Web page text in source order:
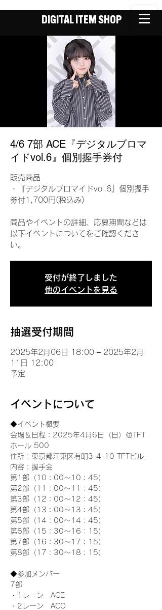
DIGITAL ITEM SHOP
4/6 7部 ACE『デジタルブロマ
イドvol.6』個別握手券付
販売商品
・『デジタルブロマイドvol.6』個別握手
券付1,700円(税込み)
商品やイベントの詳細、応募期間などは
以下イベントについてをご確認くださ
い。
受付が終了しました
他のイベントを見る
抽選受付期間
2025年2月06日 18:00 – 2025年2月
11日 12:00
予定
イベントについて
◆イベント概要
会場＆日程：2025年4月6日（日）＠TFT
ホール 500
住所：東京都江東区有明3-4-10 TFTビル
内容：握手会
第1部（10：00～10：45）
第2部（11：00～11：45）
第3部（12：00～12：45）
第4部（13：00～13：45）
第5部（14：00～14：45）
第6部（15：30～16：15）
第7部（16：30～17：15）
第8部（17：30～18：15）
◆参加メンバー
7部
・1レーン　ACE
・2レーン　ACO